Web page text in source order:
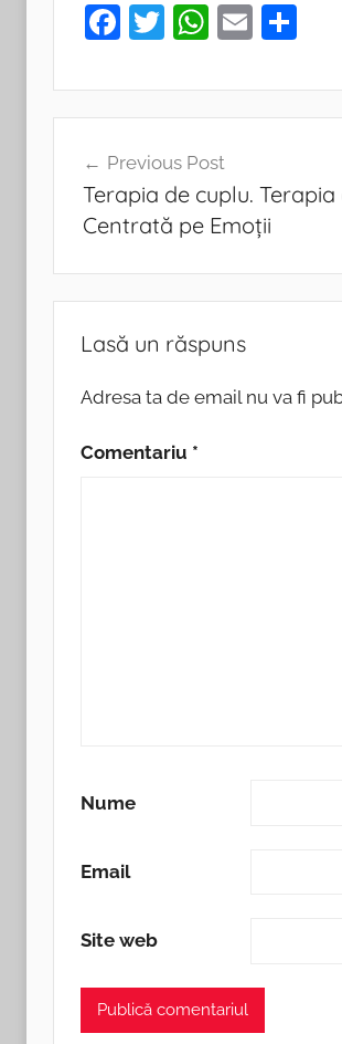
F
c
e
b
o
o
k
T
itt
er
W
at
s
A
p
p
E
ai
l
ta
je
z
articole
Previous Post
Terapia de cuplu. Terapia
Centrată pe Emoții
Lasă un răspuns
Adresa ta de email nu va fi
Comentariu *
Nume
Email
Site web